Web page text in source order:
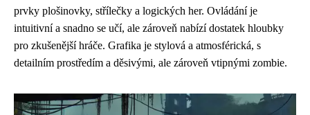
prvky plošinovky, střílečky a logických her. Ovládání je
intuitivní a snadno se učí, ale zároveň nabízí dostatek hloubky
pro zkušenější hráče. Grafika je stylová a atmosférická, s
detailním prostředím a děsivými, ale zároveň vtipnými zombie.